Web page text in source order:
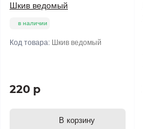
Шкив ведомый
в наличии
Код товара: Шкив ведомый
220 р
В корзину